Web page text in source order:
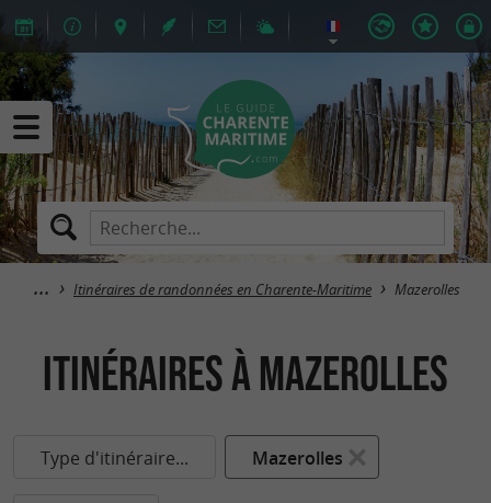
Itinéraires de randonnées en Charente-Maritime Mazerolles
itinéraires à Mazerolles
Type d'itinéraire... Mazerolles